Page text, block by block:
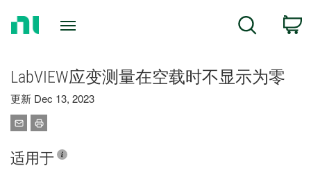
Search
LabVIEW应变测量在空载时不显示为零
更新 Dec 13, 2023
适用于